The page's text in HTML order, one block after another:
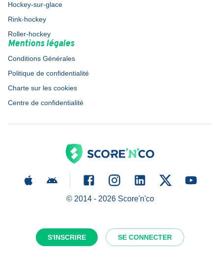
S'INSCRIRE SE CONNECTER
Hockey-sur-glace
Rink-hockey
Roller-hockey
Mentions légales
Conditions Générales
Politique de confidentialité
Charte sur les cookies
Centre de confidentialité
© 2014 - 2026Score'n'co